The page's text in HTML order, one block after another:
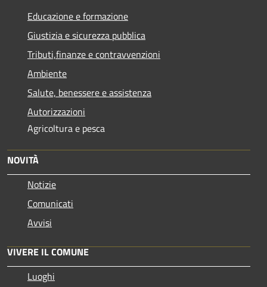
Educazione e formazione
Giustizia e sicurezza pubblica
Tributi,finanze e contravvenzioni
Ambiente
Salute, benessere e assistenza
Autorizzazioni
Agricoltura e pesca
NOVITÀ
Notizie
Comunicati
Avvisi
VIVERE IL COMUNE
Luoghi